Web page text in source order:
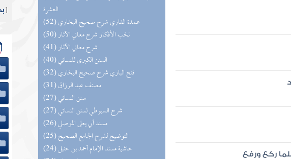
العشرة
(52) عمدة القاري شرح صحيح البخاري
(50) نخب الأفكار شرح معاني الآثار
(41) شرح معاني الآثار
(40) السنن الكبرى للنسائي
(32) فتح الباري شرح صحيح البخاري
(31) مصنف عبد الرزاق
(27) سنن النسائي
(27) شرح السيوطي لسنن النسائي
(26) مسند أبي يعلى الموصلي
(25) التوضيح لشرح الجامع الصحيح
(24) حاشية مسند الإمام أحمد بن حنبل
ركع ورفع
[